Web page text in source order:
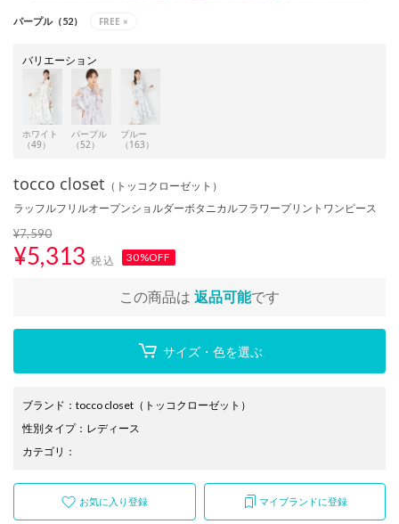
パープル（52） FREE ×
バリエーション
ホワイト
（49）
パープル
（52）
ブルー
（163）
tocco closet （トッコクローゼット）
ラッフルフリルオープンショルダーボタニカルフラワープリントワンピース
¥7,590
¥5,313 税込 30%OFF
この商品は 返品可能です
サイズ・色を選ぶ
ブランド ： tocco closet （トッコクローゼット）
性別タイプ： レディース
カテゴリ ：
お気に入り登録 マイブランドに登録